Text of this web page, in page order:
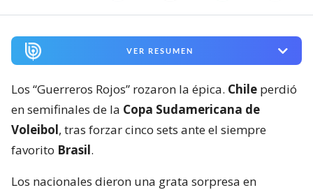
VER RESUMEN
Los “Guerreros Rojos” rozaron la épica. Chile perdió
en semifinales de la Copa Sudamericana de
Voleibol, tras forzar cinco sets ante el siempre
favorito Brasil.
Los nacionales dieron una grata sorpresa en